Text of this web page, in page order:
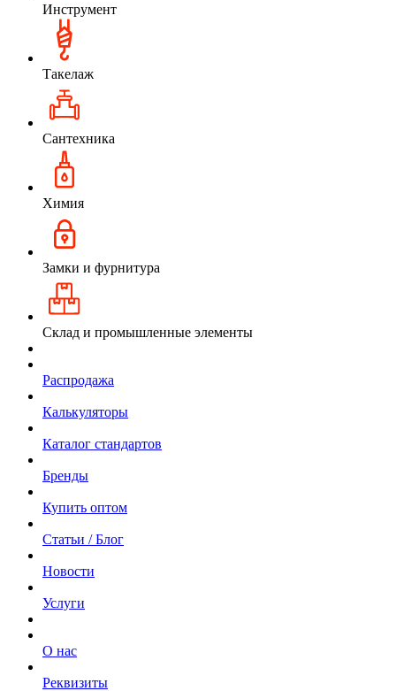
Инструмент
Такелаж
Сантехника
Химия
Замки и фурнитура
Склад и промышленные элементы
Распродажа
Калькуляторы
Каталог стандартов
Бренды
Купить оптом
Статьи / Блог
Новости
Услуги
О нас
Реквизиты